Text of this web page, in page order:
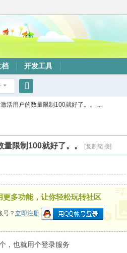
档 开发工具
搜
活用户的数量限制100就好了。。 ...
限制100就好了。。 [复制链接]
多功能，让你轻松玩转社区
号？ 立即注册
，也就用个登录服务